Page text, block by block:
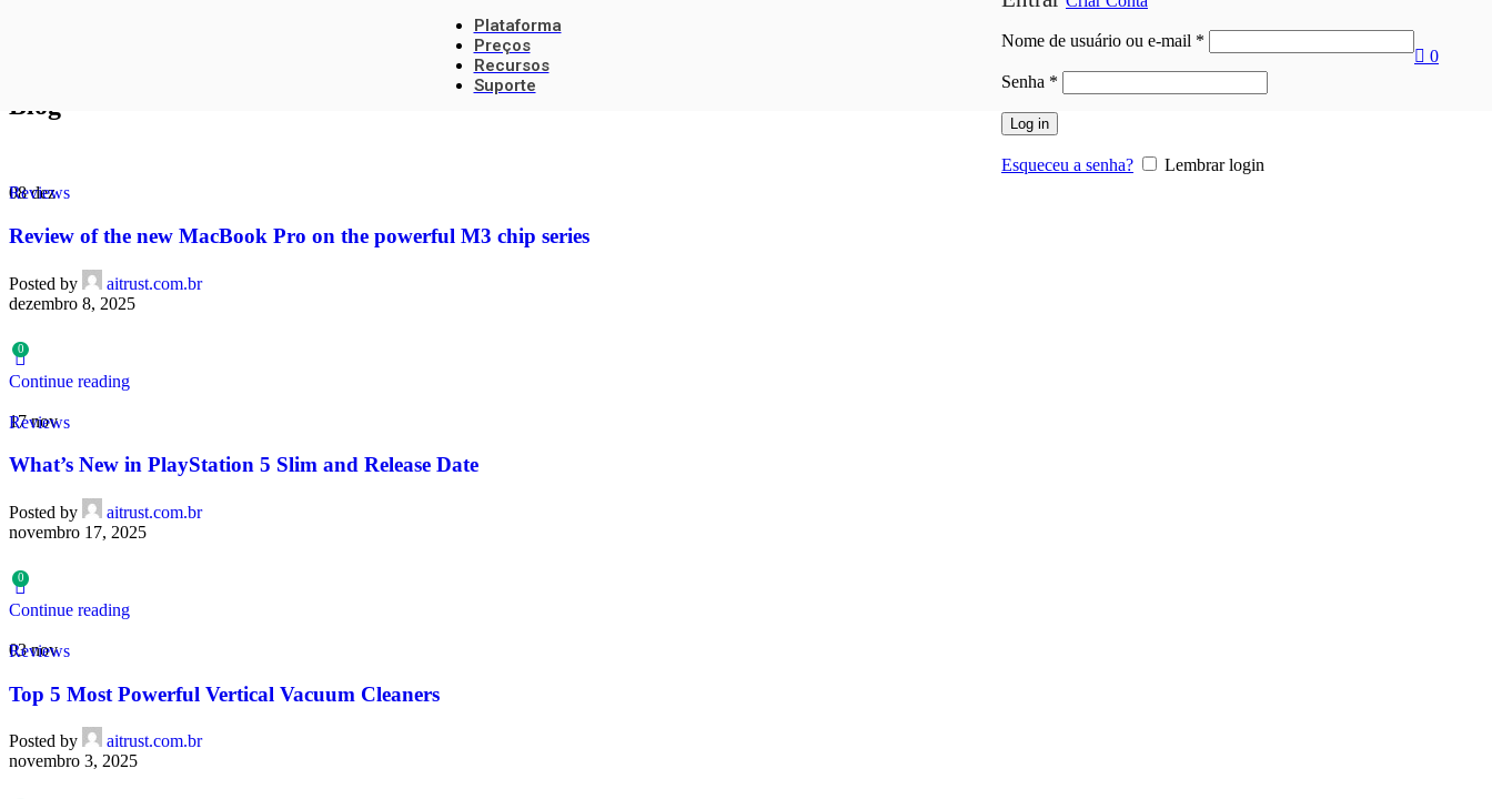
Plataforma
Preços
Recursos
Suporte
Nome de usuário ou e-mail *
Senha *
Log in
Esqueceu a senha? Lembrar login
0
Blog
08dez
Reviews
Review of the new MacBook Pro on the powerful M3 chip series
Posted by
aitrust.com.br
dezembro 8, 2025
0
Continue reading
17nov
Reviews
What’s New in PlayStation 5 Slim and Release Date
Posted by
aitrust.com.br
novembro 17, 2025
0
Continue reading
03nov
Reviews
Top 5 Most Powerful Vertical Vacuum Cleaners
Posted by
aitrust.com.br
novembro 3, 2025